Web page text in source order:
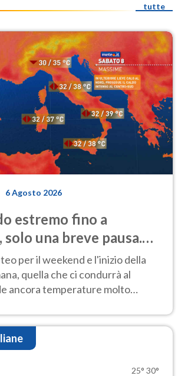
tutte
6 Agosto 2026
estremo fino a
una breve pausa.
per il weekend e l'inizio della
quella che ci condurrà al
ancora temperature molto
25° 30°